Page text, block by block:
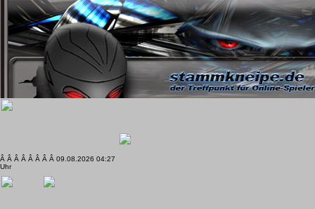
Â Â Â Â Â Â Â Â 09.08.2026 04:27
Uhr